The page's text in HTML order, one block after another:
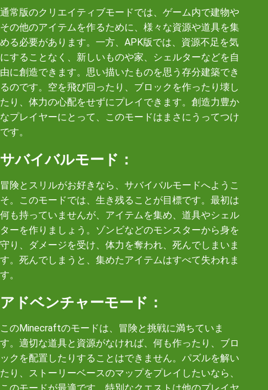
通常版のクリエイティブモードでは、ゲーム内で建物や
その他のアイテムを作るために、様々な資源や道具を集
める必要があります。一方、APK版では、資源不足を気
にすることなく、新しいものや家、シェルターなどを自
由に創造できます。思い描いたものを思う存分建築でき
るのです。空を飛び回ったり、ブロックを作ったり壊し
たり、体力の心配をせずにプレイできます。創造力豊か
なプレイヤーにとって、このモードはまさにうってつけ
です。
サバイバルモード：
冒険とスリルがお好きなら、サバイバルモードへようこ
そ。このモードでは、生き残ることが目標です。最初は
何も持っていませんが、アイテムを集め、道具やシェル
ターを作りましょう。ゾンビなどのモンスターから身を
守り、ダメージを受け、体力を奪われ、死んでしまいま
す。死んでしまうと、集めたアイテムはすべて失われま
す。
アドベンチャーモード：
このMinecraftのモードは、冒険と挑戦に満ちていま
す。適切な道具と資源がなければ、何も作ったり、ブロ
ックを配置したりすることはできません。パズルを解い
たり、ストーリーベースのマップをプレイしたいなら、
このモードが最適です。特別なクエストは他のプレイヤ